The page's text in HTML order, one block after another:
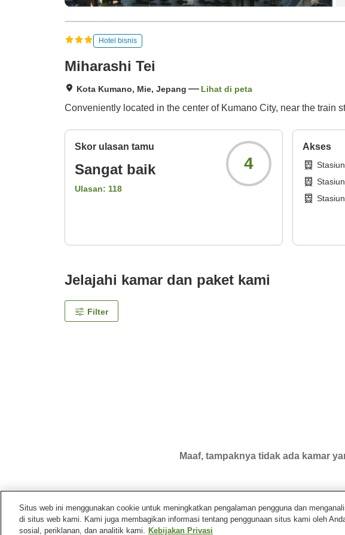
Hotel bisnis
Miharashi Tei
Kota Kumano, Mie, Jepang Lihat di peta
Conveniently located in the center of Kumano City, near the train
Skor ulasan tamu
Sangat baik
Ulasan: 118
4
Akses
Jelajahi kamar dan paket kami
Filter
Maaf, tampaknya tidak ada kamar
Beranda Jepang Mie Kota Kumano Miharashi Tei
Situs web ini menggunakan cookie untuk meningkatkan pengalaman pengguna dan
di situs web kami. Kami juga membagikan informasi tentang penggunaan situs kami oleh
sosial, periklanan, dan analitik kami. Kebijakan Privasi